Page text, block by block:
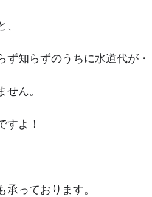
、
ず知らずのうちに水道代が・
せん。
すよ！
っております。